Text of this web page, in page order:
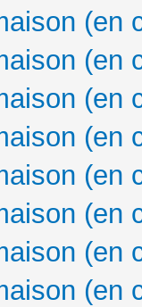
(en
(en
(en
(en
(en
(en
(en
(en